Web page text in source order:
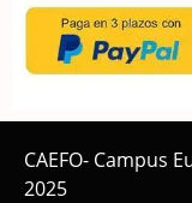
CAEFO- Campus
2025